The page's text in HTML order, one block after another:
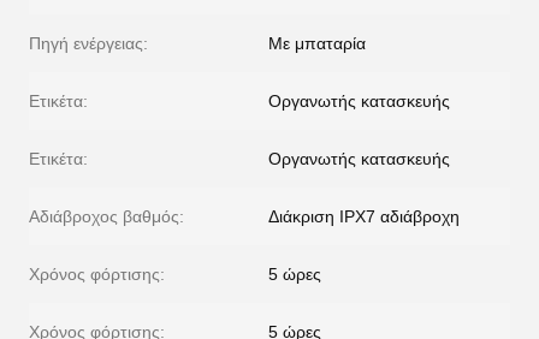
Πηγή ενέργειας: Με μπαταρία
Ετικέτα: Οργανωτής κατασκευής
Ετικέτα: Οργανωτής κατασκευής
Αδιάβροχος βαθμός: Διάκριση IPX7 αδιάβροχη
Χρόνος φόρτισης: 5 ώρες
Χρόνος φόρτισης: 5 ώρες